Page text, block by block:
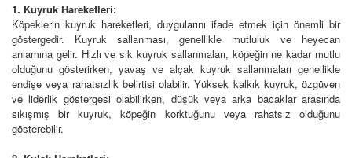
1. Kuyruk Hareketleri:
Köpeklerin kuyruk hareketleri, duygularını ifade etmek için önemli bir
göstergedir. Kuyruk sallanması, genellikle mutluluk ve heyecan
anlamına gelir. Hızlı ve sık kuyruk sallanmaları, köpeğin ne kadar mutlu
olduğunu gösterirken, yavaş ve alçak kuyruk sallanmaları genellikle
endişe veya rahatsızlık belirtisi olabilir. Yüksek kalkık kuyruk, özgüven
ve liderlik göstergesi olabilirken, düşük veya arka bacaklar arasında
sıkışmış bir kuyruk, köpeğin korktuğunu veya rahatsız olduğunu
gösterebilir.